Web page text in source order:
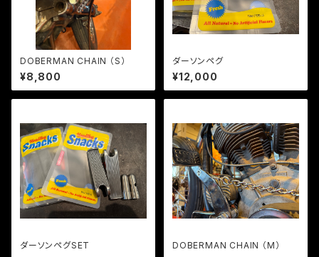
DOBERMAN CHAIN （S）
¥8,800
ダーソンペグ
¥12,000
ダーソンペグSET DOBERMAN CHAIN （M）